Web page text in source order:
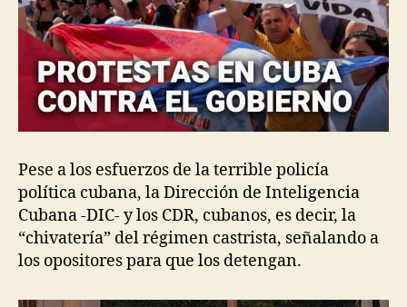
Pese a los esfuerzos de la terrible policía
política cubana, la Dirección de Inteligencia
Cubana -DIC- y los CDR, cubanos, es decir, la
“chivatería” del régimen castrista, señalando a
los opositores para que los detengan.